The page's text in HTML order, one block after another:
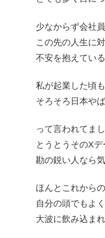
少なからず会社員
この先の人生に対
不安を抱えてい
私が起業した頃も
そろそろ日本や
って言われてまし
とうとうそのX
勘の鋭い人なら
ほんとこれから
自分の頭でもよ
大波に飲み込まれ